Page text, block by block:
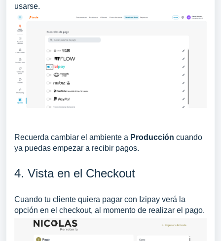
usarse.
Recuerda cambiar el ambiente a Producción cuando
ya puedas empezar a recibir pagos.
4. Vista en el Checkout
Cuando tu cliente quiera pagar con Izipay verá la
opción en el checkout, al momento de realizar el pago.